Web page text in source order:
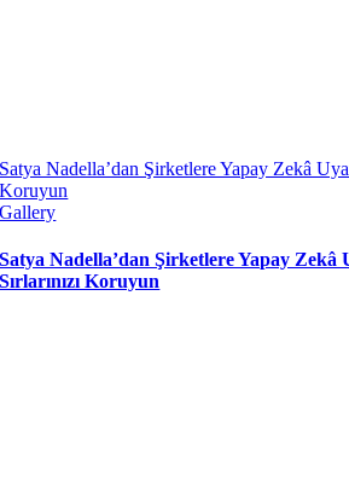
Satya Nadella’dan Şirketlere Yapay Zekâ
Koruyun
Gallery
Satya Nadella’dan Şirketlere Yapay Zekâ
Sırlarınızı Koruyun